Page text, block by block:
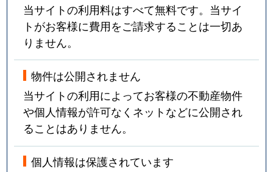
当サイトの利用料はすべて無料です。当サイ
トがお客様に費用をご請求することは一切あ
りません。
物件は公開されません
当サイトの利用によってお客様の不動産物件
や個人情報が許可なくネットなどに公開され
ることはありません。
個人情報は保護されています